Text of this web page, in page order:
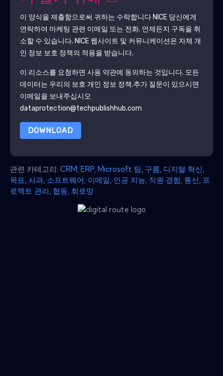
이 양식을 제출함으로써 귀하는 수락합니다 NICE당신에게
연락하여 마케팅 관련 이메일 또는 전화. 언제든지 구독을 취
소할 수 있습니다. NICE웹사이트 및 커뮤니케이션은 자체 개
인 정보 보호 정책의 적용을 받습니다.
이 리소스를 요청하면 사용 약관에 동의하는 것입니다. 모든
데이터는 우리의 보호 개인 정보 정책.추가 질문이 있으시면
이메일을 보내주십시오
dataprotection@techpublishhub.com
DOWNLOAD
관련 카테고리: CRM ERP Microsoft 팀 구름 디지털 혁신
목표 사과 소프트웨어 이메일 인공 지능 직원 경험 통신 프
로젝트 관리 협동 회로망